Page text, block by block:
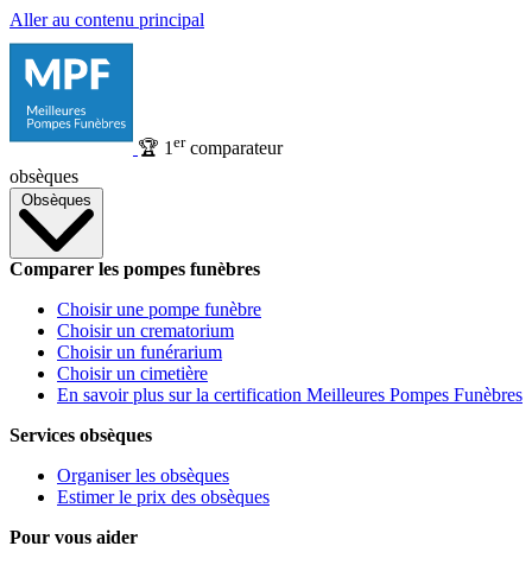
Aller au contenu principal
🏆 1 ercomparateur
obsèques
Obsèques
Comparer les pompes funèbres
Choisir une pompe funèbre
Choisir un crematorium
Choisir un funérarium
Choisir un cimetière
En savoir plus sur la certification Meilleures Pompes Funèbres
Services obsèques
Organiser les obsèques
Estimer le prix des obsèques
Pour vous aider